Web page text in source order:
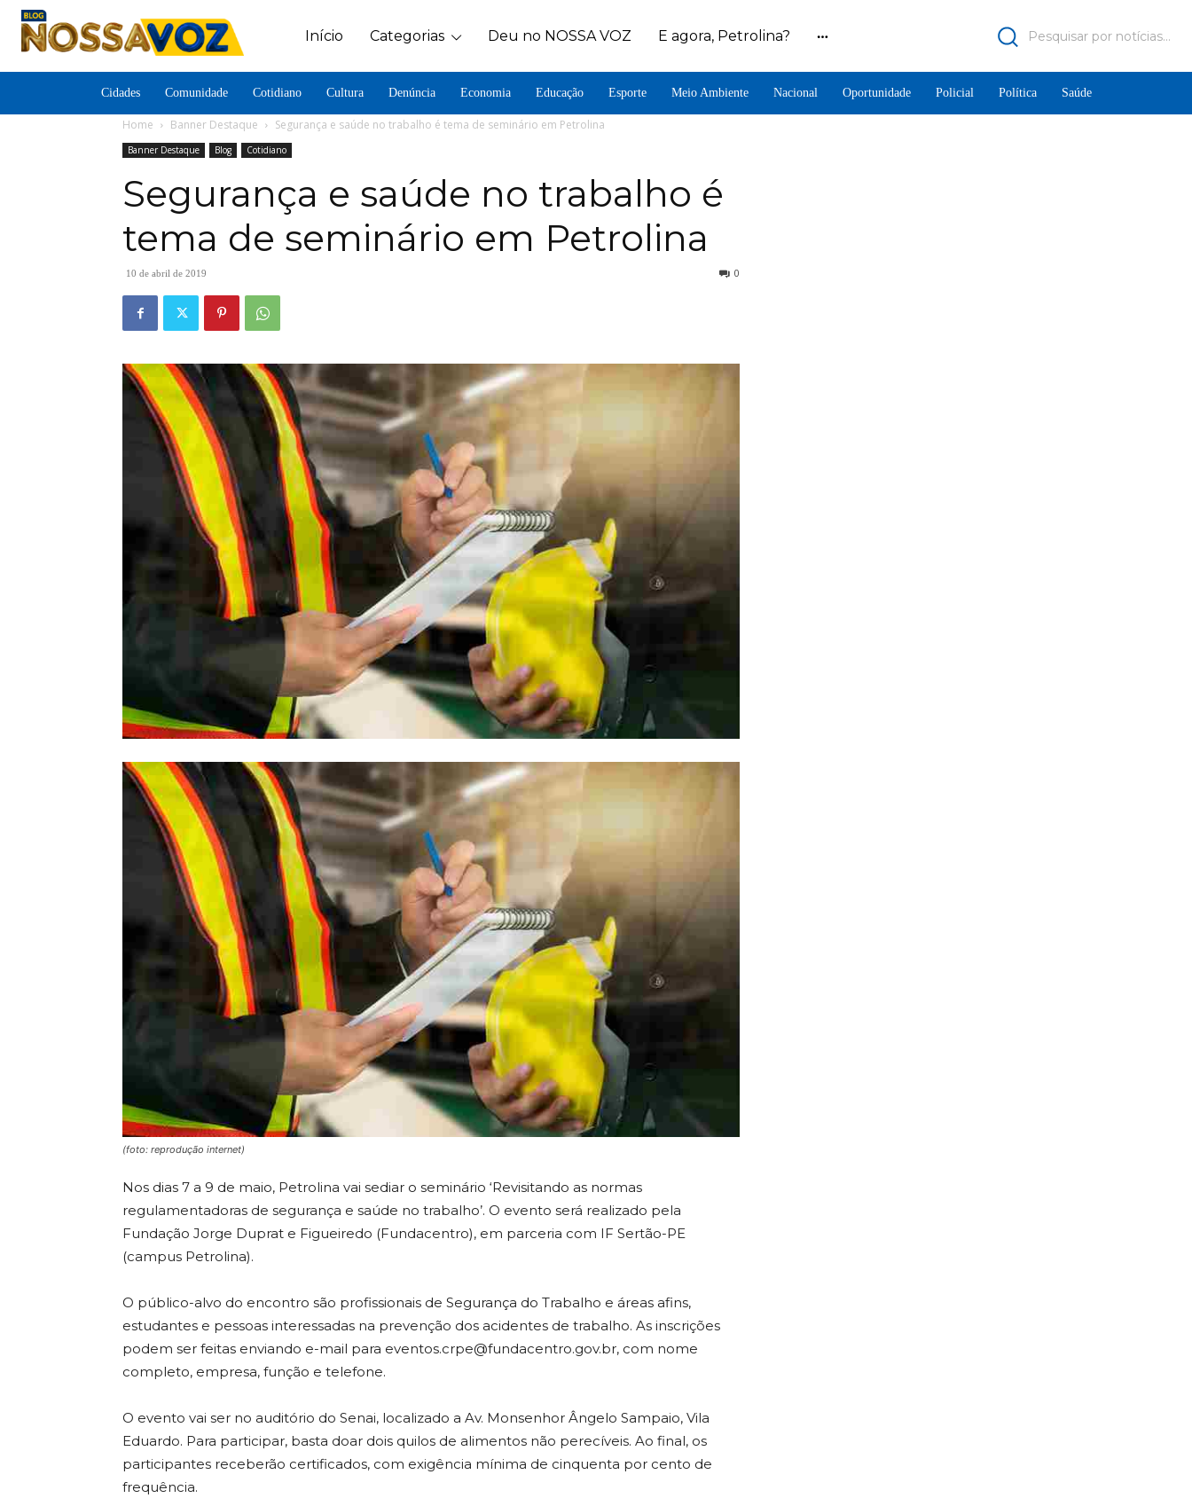
Início Categorias Deu no NOSSA VOZ E agora, Petrolina? Pesquisar por notícias...
Cidades Comunidade Cotidiano Cultura Denúncia Economia Educação Esporte Meio Ambiente Nacional Oportunidade Policial Política Saúde
Home Banner Destaque Segurança e saúde no trabalho é tema de seminário em Petrolina
Banner Destaque Blog Cotidiano
Segurança e saúde no trabalho é
tema de seminário em Petrolina
10 de abril de 2019 0
(foto: reprodução internet)
Nos dias 7 a 9 de maio, Petrolina vai sediar o seminário ‘Revisitando as normas
regulamentadoras de segurança e saúde no trabalho’. O evento será realizado pela
Fundação Jorge Duprat e Figueiredo (Fundacentro), em parceria com IF Sertão-PE
(campus Petrolina).
O público-alvo do encontro são profissionais de Segurança do Trabalho e áreas afins,
estudantes e pessoas interessadas na prevenção dos acidentes de trabalho. As inscrições
podem ser feitas enviando e-mail para eventos.crpe@fundacentro.gov.br, com nome
completo, empresa, função e telefone.
O evento vai ser no auditório do Senai, localizado a Av. Monsenhor Ângelo Sampaio, Vila
Eduardo. Para participar, basta doar dois quilos de alimentos não perecíveis. Ao final, os
participantes receberão certificados, com exigência mínima de cinquenta por cento de
frequência.